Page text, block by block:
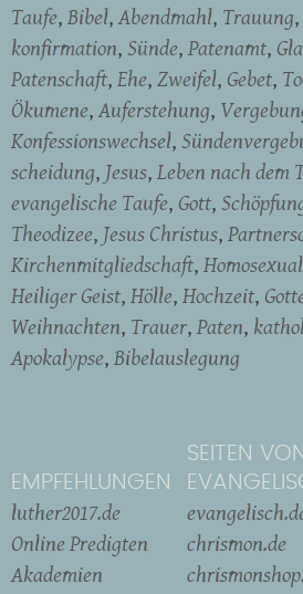
Taufe Bibel Abendmahl Trauung
konfirmation Sünde Patenamt
Patenschaft Ehe Zweifel Gebet
Ökumene Auferstehung
Konfessionswechsel
scheidung Jesus Leben nach dem
evangelische Taufe Gott
Theodizee Jesus Christus
Kirchenmitgliedschaft
Heiliger Geist Hölle Hochzeit
Weihnachten Trauer Paten
Apokalypse Bibelauslegung
EMPFEHLUNGEN
luther2017.de
Online Predigten
Akademien
SEITEN VON
chrismon.de